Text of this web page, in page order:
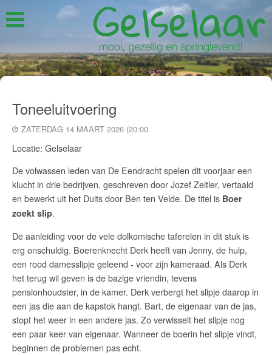
Toneeluitvoering
ZATERDAG 14 MAART 2026 (20:00
Locatie: Gelselaar
De volwassen leden van De Eendracht spelen dit voorjaar een
klucht in drie bedrijven, geschreven door Jozef Zeitler, vertaald
en bewerkt uit het Duits door Ben ten Velde. De titel is Boer
zoekt slip.
De aanleiding voor de vele dolkomische taferelen in dit stuk is
erg onschuldig. Boerenknecht Derk heeft van Jenny, de hulp,
een rood damesslipje geleend - voor zijn kameraad. Als Derk
het terug wil geven is de bazige vriendin, tevens
pensionhoudster, in de kamer. Derk verbergt het slipje daarop in
een jas die aan de kapstok hangt. Bart, de eigenaar van de jas,
stopt het weer in een andere jas. Zo verwisselt het slipje nog
een paar keer van eigenaar. Wanneer de boerin het slipje vindt,
beginnen de problemen pas echt.